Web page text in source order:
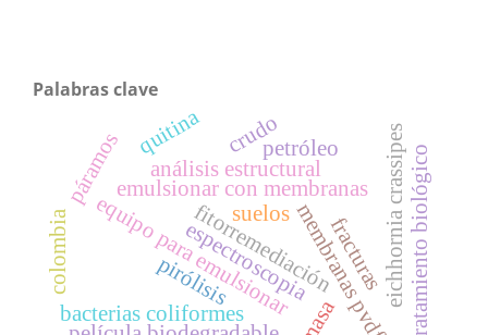
Palabras clave
emulsionar con membranas
membranas pvdf
equipo para emulsionar
bacterias coliformes
eichhornia crassipes
fitorremediación tratamiento biológico
fracturas
análisis estructural
páramos
colombia pirólisis
suelos
petróleo
espectroscopia
crudo
quitina